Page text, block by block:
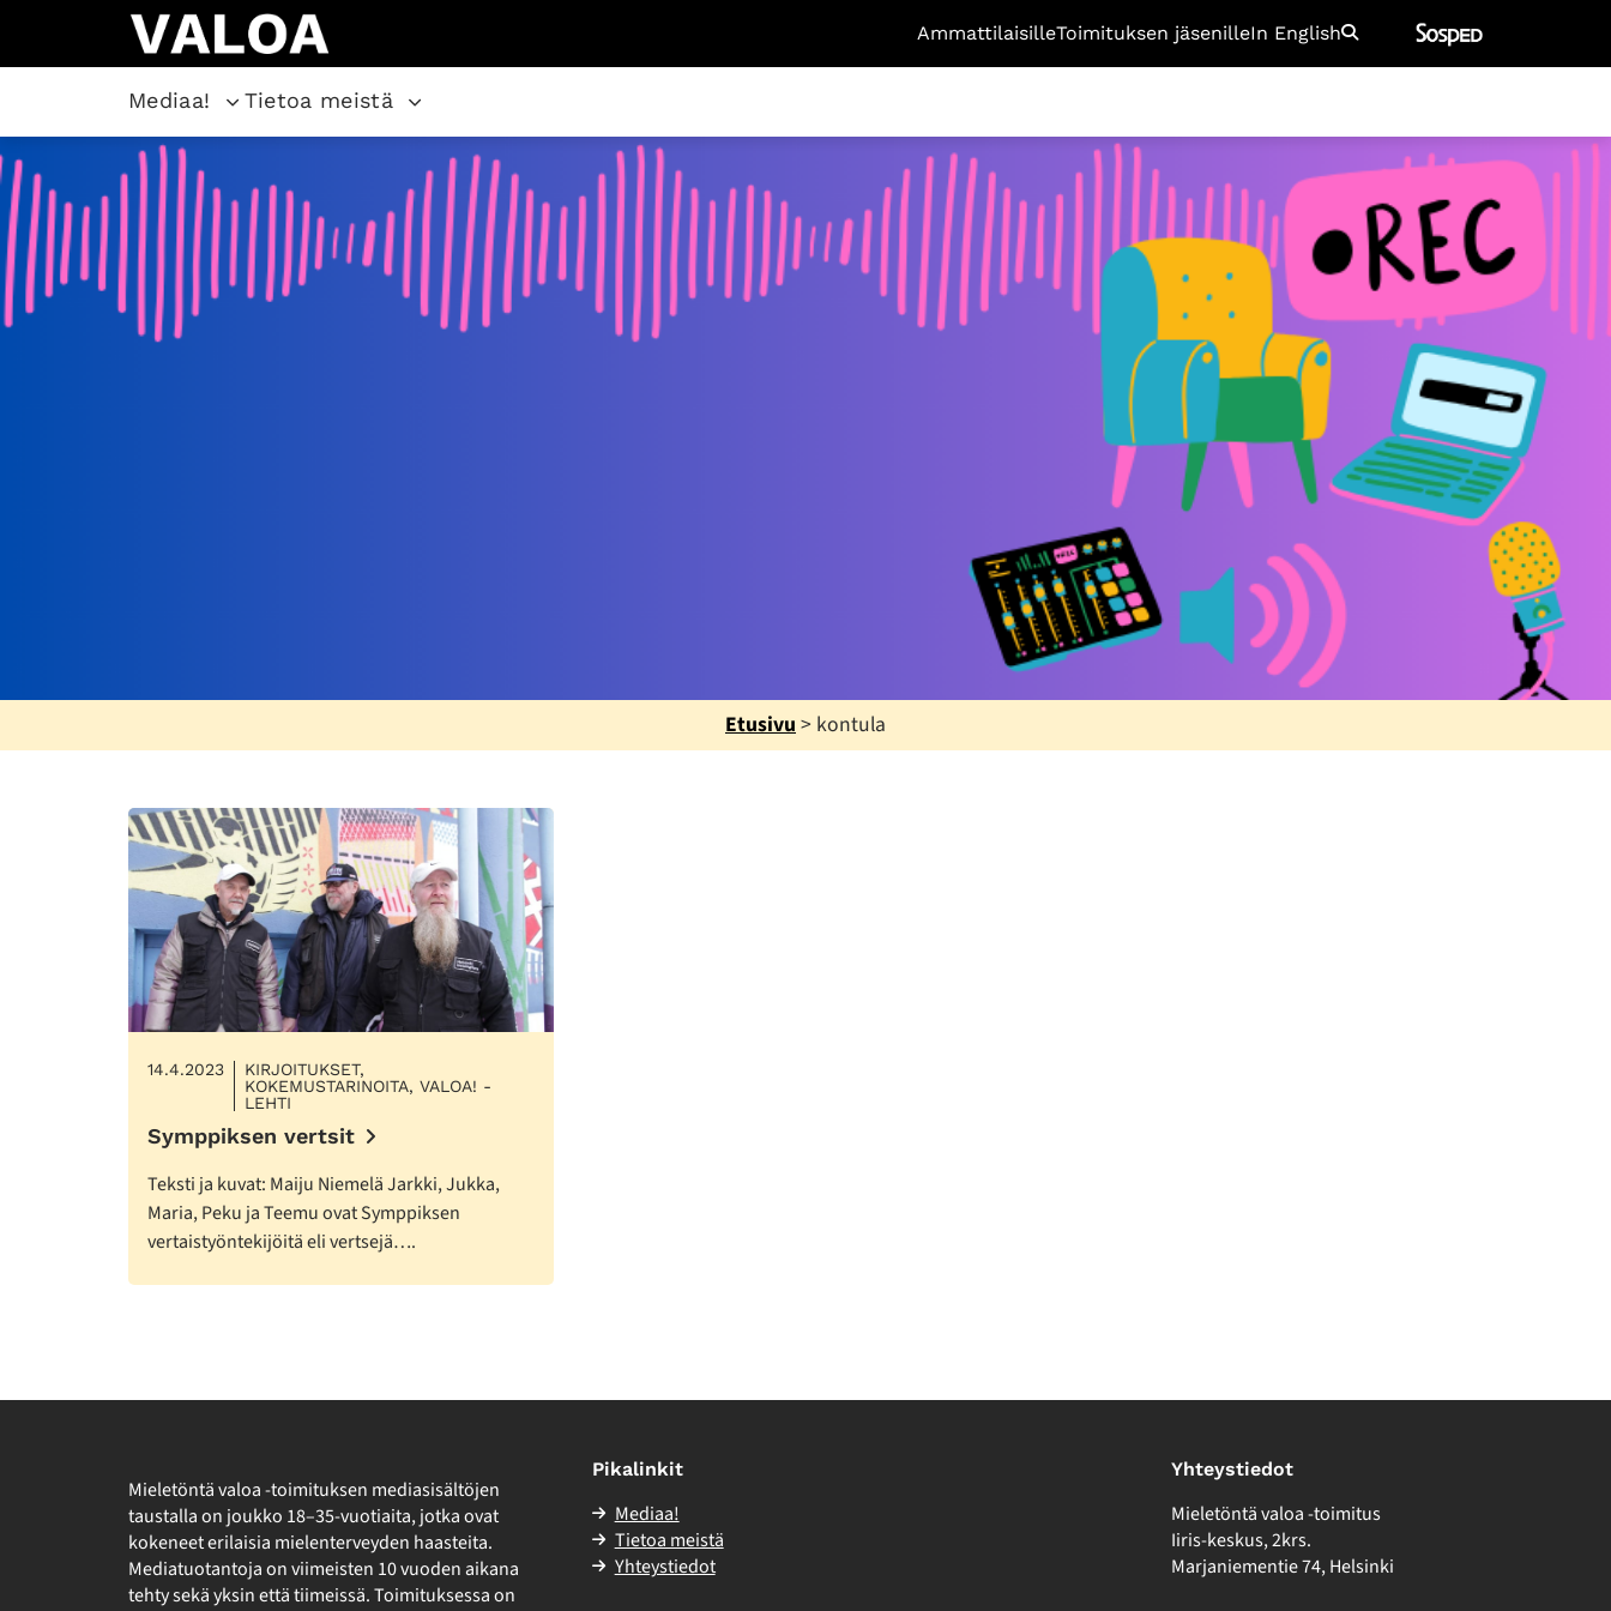
AmmattilaisilleToimituksen jäsenilleIn English Etsi
Mediaa! Tietoa meistä
Etusivu> kontula
14.4.2023
KIRJOITUKSET,
KOKEMUSTARINOITA, VALOA! -
LEHTI
Symppiksen vertsit
Teksti ja kuvat: Maiju Niemelä Jarkki, Jukka,
Maria, Peku ja Teemu ovat Symppiksen
vertaistyöntekijöitä eli vertsejä….
Mieletöntä valoa -toimituksen mediasisältöjen
taustalla on joukko 18–35-vuotiaita, jotka ovat
kokeneet erilaisia mielenterveyden haasteita.
Mediatuotantoja on viimeisten 10 vuoden aikana
tehty sekä yksin että tiimeissä. Toimituksessa on
Pikalinkit
Mediaa!
Tietoa meistä
Yhteystiedot
Yhteystiedot
Mieletöntä valoa -toimitus
Iiris-keskus, 2krs.
Marjaniementie 74, Helsinki